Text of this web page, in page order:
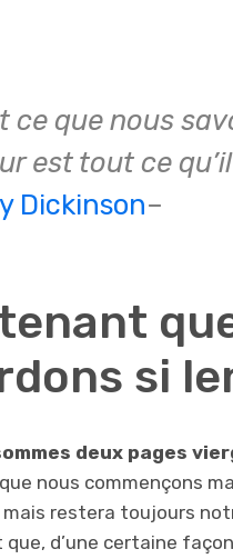
ce que nous
est tout ce
Dickinson–
si
deux pages
nous commençons
mais restera toujours
d’une certaine